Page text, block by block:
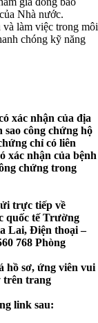
Nhà nước.
làm việc trong môi
chóng kỹ năng
xác nhận của địa
công chứng hộ
chỉ có liên
xác nhận của bệnh
chứng trong
trực tiếp về
quốc tế Trường
Lai, Điện thoại –
768 Phòng
hồ sơ, ứng viên vui
trên trang
link sau: